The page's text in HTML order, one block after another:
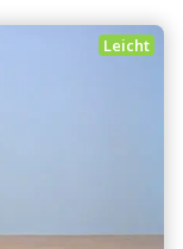
Leicht